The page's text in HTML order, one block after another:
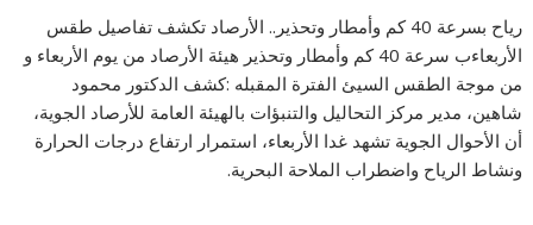
رياح بسرعة 40 كم وأمطار وتحذير.. الأرصاد تكشف تفاصيل طقس
الأربعاء
ب سرعة 40 كم وأمطار وتحذير هيئة الأرصاد من يوم الأربعاء و
من موجة الطقس السيئ الفترة المقبله :كشف الدكتور محمود
شاهين، مدير مركز التحاليل والتنبؤات بالهيئة العامة للأرصاد الجوية،
أن الأحوال الجوية تشهد غدا الأربعاء، استمرار ارتفاع درجات الحرارة
ونشاط الرياح واضطراب الملاحة البحرية.